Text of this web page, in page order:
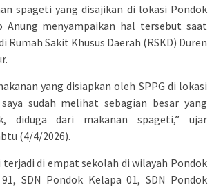
spageti yang disajikan di lokasi Pondok
Anung menyampaikan hal tersebut saat
Rumah Sakit Khusus Daerah (RSKD) Duren
yang disiapkan oleh SPPG di lokasi
sudah melihat sebagian besar yang
diduga dari makanan spageti,” ujar
(4/4/2026).
terjadi di empat sekolah di wilayah Pondok
SDN Pondok Kelapa 01, SDN Pondok